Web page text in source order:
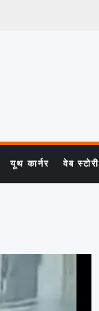
यूथ कार्नर वेब स्टोरी